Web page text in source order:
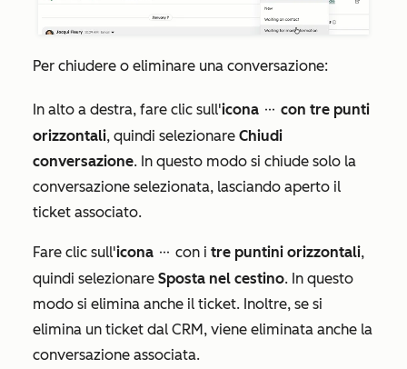
Per chiudere o eliminare una conversazione:
In alto a destra, fare clic sull'icona ellipsesIcon con tre punti
orizzontali, quindi selezionare Chiudi
conversazione. In questo modo si chiude solo la
conversazione selezionata, lasciando aperto il
ticket associato.
Fare clic sull'icona ellipsesIcon con i tre puntini orizzontali,
quindi selezionare Sposta nel cestino. In questo
modo si elimina anche il ticket. Inoltre, se si
elimina un ticket dal CRM, viene eliminata anche la
conversazione associata.